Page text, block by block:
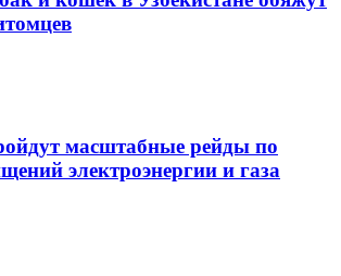
масштабные рейды по
электроэнергии и газа